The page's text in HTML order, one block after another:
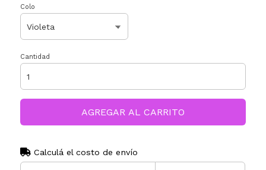
Colo
Cantidad
AGREGAR AL CARRITO
Calculá el costo de envío